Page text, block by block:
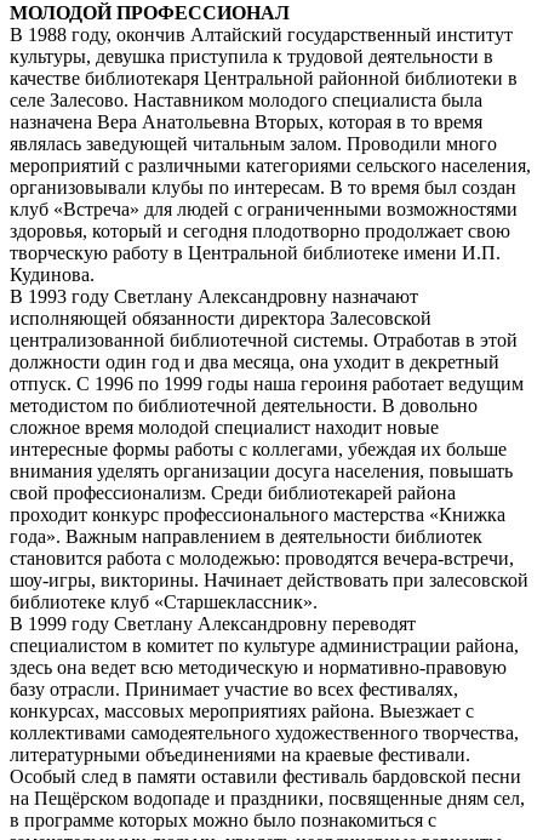
МОЛОДОЙ ПРОФЕССИОНАЛ
В 1988 году, окончив Алтайский государственный институт
культуры, девушка приступила к трудовой деятельности в
качестве библиотекаря Центральной районной библиотеки в
селе Залесово. Наставником молодого специалиста была
назначена Вера Анатольевна Вторых, которая в то время
являлась заведующей читальным залом. Проводили много
мероприятий с различными категориями сельского населения,
организовывали клубы по интересам. В то время был создан
клуб «Встреча» для людей с ограниченными возможностями
здоровья, который и сегодня плодотворно продолжает свою
творческую работу в Центральной библиотеке имени И.П.
Кудинова.
В 1993 году Светлану Александровну назначают
исполняющей обязанности директора Залесовской
централизованной библиотечной системы. Отработав в этой
должности один год и два месяца, она уходит в декретный
отпуск. С 1996 по 1999 годы наша героиня работает ведущим
методистом по библиотечной деятельности. В довольно
сложное время молодой специалист находит новые
интересные формы работы с коллегами, убеждая их больше
внимания уделять организации досуга населения, повышать
свой профессионализм. Среди библиотекарей района
проходит конкурс профессионального мастерства «Книжка
года». Важным направлением в деятельности библиотек
становится работа с молодежью: проводятся вечера-встречи,
шоу-игры, викторины. Начинает действовать при залесовской
библиотеке клуб «Старшеклассник».
В 1999 году Светлану Александровну переводят
специалистом в комитет по культуре администрации района,
здесь она ведет всю методическую и нормативно-правовую
базу отрасли. Принимает участие во всех фестивалях,
конкурсах, массовых мероприятиях района. Выезжает с
коллективами самодеятельного художественного творчества,
литературными объединениями на краевые фестивали.
Особый след в памяти оставили фестиваль бардовской песни
на Пещёрском водопаде и праздники, посвященные дням сел,
в программе которых можно было познакомиться с